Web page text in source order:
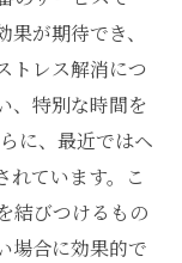
が期待でき、
トレス解消につ
、特別な時間を
に、最近ではヘ
れています。こ
結びつけるもの
場合に効果的で